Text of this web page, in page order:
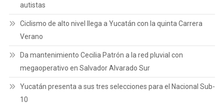
autistas
Ciclismo de alto nivel llega a Yucatán con la quinta Carrera
Verano
Da mantenimiento Cecilia Patrón a la red pluvial con
megaoperativo en Salvador Alvarado Sur
Yucatán presenta a sus tres selecciones para el Nacional Sub-
10